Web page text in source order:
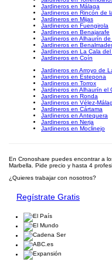
Jardineros en Málaga
Jardineros en Rincón de
Jardineros en Mijas
Jardineros en Fuengirola
Jardineros en Benajarafe
Jardineros en Alhaurín de
Jardineros en
Jardineros en La Cala del
Jardineros en Coín
Jardineros en Arroyo de
Jardineros en Estepona
Jardineros en Torrox
Jardineros en Alhaurín el
Jardineros en Ronda
Jardineros en Vélez-
Jardineros en Cártama
Jardineros en Antequera
Jardineros en Nerja
Jardineros en Moclinejo
En Cronoshare puedes encontrar a
Marbella. Pide precio y hasta 4
¿Quieres trabajar con nosotros?
Regístrate Gratis